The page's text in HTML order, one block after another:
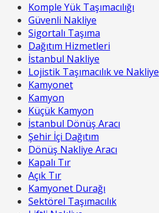
Komple Yük Taşımacılığı
Güvenli Nakliye
Sigortalı Taşıma
Dağıtım Hizmetleri
İstanbul Nakliye
Lojistik Taşımacılık ve Nakliye
Kamyonet
Kamyon
Küçük Kamyon
İstanbul Dönüş Aracı
Şehir İçi Dağıtım
Dönüş Nakliye Aracı
Kapalı Tır
Açık Tır
Kamyonet Durağı
Sektörel Taşımacılık